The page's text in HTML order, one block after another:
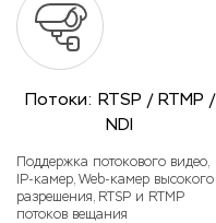
Потоки: RTSP / RTMP /
NDI
Поддержка потокового видео,
IP-камер, Web-камер высокого
разрешения, RTSP и RTMP
потоков вещания